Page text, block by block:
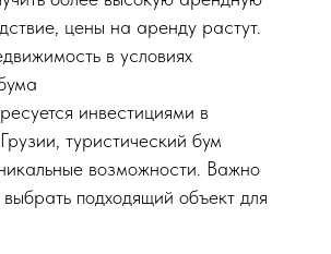
цены на аренду растут.
в условиях
инвестициями в
туристический бум
возможности. Важно
подходящий объект для